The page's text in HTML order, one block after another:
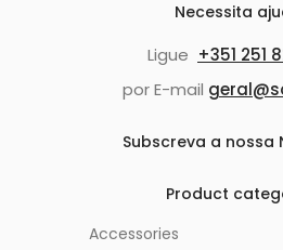
Necessita
Ligue +351 251
por E-mail
Subscreva a nossa
Product
Accessories